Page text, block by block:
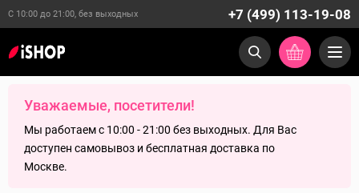
С 10:00 до 21:00, без выходных +7 (499) 113-19-08
Уважаемые, посетители!
Мы работаем с 10:00 - 21:00 без выходных. Для Вас
доступен самовывоз и бесплатная доставка по
Москве.